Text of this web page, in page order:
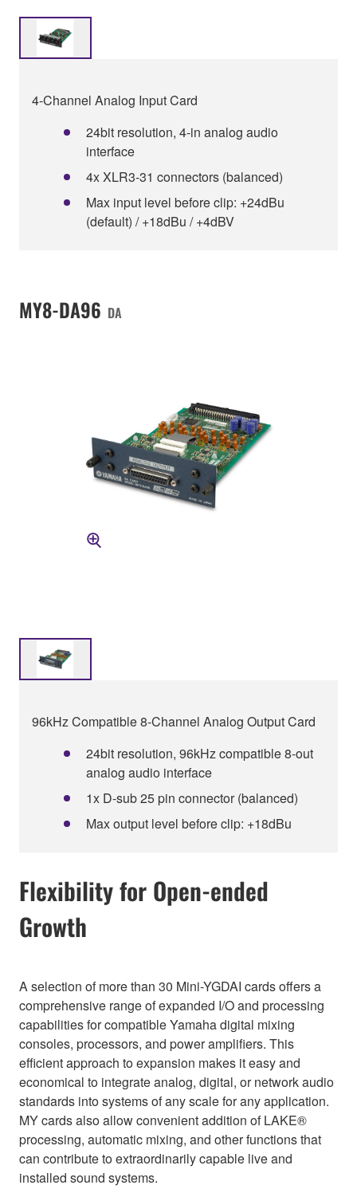
4-Channel Analog Input Card
24bit resolution, 4-in analog audio
interface
4x XLR3-31 connectors (balanced)
Max input level before clip: +24dBu
(default) / +18dBu / +4dBV
MY8-DA96 DA
96kHz Compatible 8-Channel Analog Output Card
24bit resolution, 96kHz compatible 8-out
analog audio interface
1x D-sub 25 pin connector (balanced)
Max output level before clip: +18dBu
Flexibility for Open-ended
Growth
A selection of more than 30 Mini-YGDAI cards offers a
comprehensive range of expanded I/O and processing
capabilities for compatible Yamaha digital mixing
consoles, processors, and power amplifiers. This
efficient approach to expansion makes it easy and
economical to integrate analog, digital, or network audio
standards into systems of any scale for any application.
MY cards also allow convenient addition of LAKE®
processing, automatic mixing, and other functions that
can contribute to extraordinarily capable live and
installed sound systems.